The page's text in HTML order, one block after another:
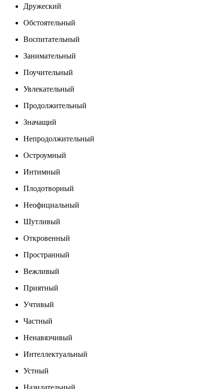
Дружеский
Обстоятельный
Воспитательный
Занимательный
Поучительный
Увлекательный
Продолжительный
Значащий
Непродолжительный
Остроумный
Интимный
Плодотворный
Неофициальный
Шутливый
Откровенный
Пространный
Вежливый
Приятный
Учтивый
Частный
Ненавязчивый
Интеллектуальный
Устный